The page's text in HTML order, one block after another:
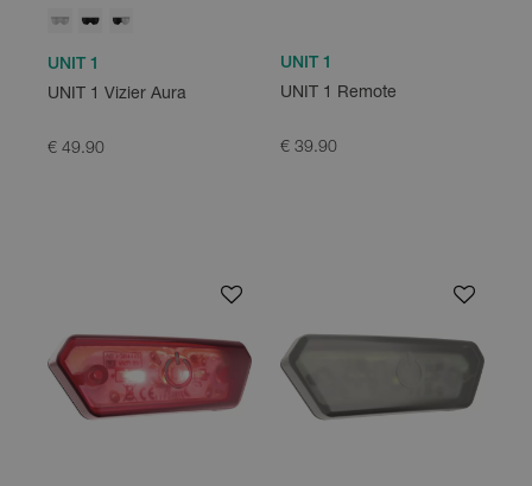
UNIT 1
UNIT 1 Vizier Aura
€ 49.90
UNIT 1
UNIT 1 Remote
€ 39.90